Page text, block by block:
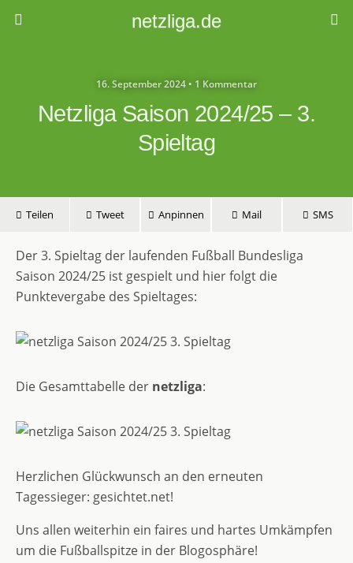
netzliga.de
16. September 2024 • 1 Kommentar
Netzliga Saison 2024/25 – 3.
Spieltag
Teilen Tweet Anpinnen Mail SMS
Der 3. Spieltag der laufenden Fußball Bundesliga
Saison 2024/25 ist gespielt und hier folgt die
Punktevergabe des Spieltages:
Die Gesamttabelle der netzliga:
Herzlichen Glückwunsch an den erneuten
Tagessieger: gesichtet.net!
Uns allen weiterhin ein faires und hartes Umkämpfen
um die Fußballspitze in der Blogosphäre!